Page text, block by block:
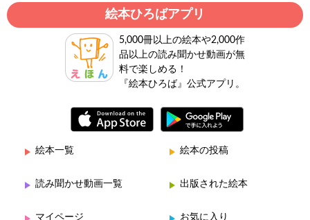
絵本ひろばアプリ
5,000冊以上の絵本や2,000作
品以上の読み聞かせ動画が無
料で楽しめる！
『絵本ひろば』公式アプリ。
絵本一覧 絵本の投稿
読み聞かせ動画一覧 出版された絵本
マイページ お気に入り